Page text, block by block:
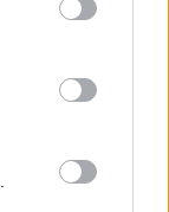
ψυχραιμία, σε
συγκυρία που
δεν θα
η